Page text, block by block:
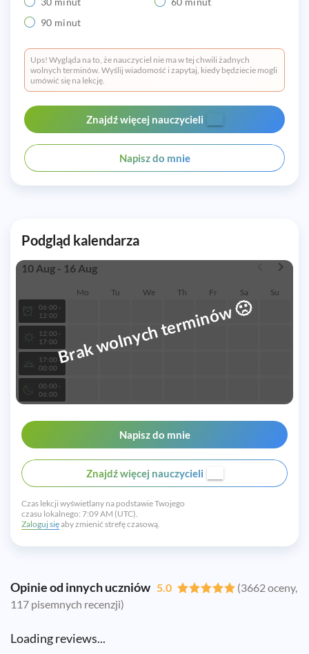
90 minut
Ups! Wygląda na to, że nauczyciel nie ma w tej chwili żadnych
wolnych terminów. Wyślij wiadomość i zapytaj, kiedy będziecie mogli
umówić się na lekcję.
Znajdź więcej nauczycieli
Napisz do mnie
Podgląd kalendarza
10 Aug - 16 Aug
Mo Tu We Th Fr Sa Su
06:00 -
12:00
12:00 -
17:00
17:00 -
00:00
00:00 -
06:00
Brak wolnych terminów🙁
Napisz do mnie
Znajdź więcej nauczycieli
Czas lekcji wyświetlany na podstawie Twojego
czasu lokalnego: 7:09 AM (UTC).
Zaloguj sięaby zmienić strefę czasową.
Opinie od innych uczniów 5.0
(3662 oceny,
117 pisemnych recenzji)
Loading reviews...